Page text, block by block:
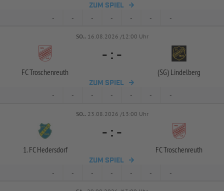
ZUM SPIEL
- - - - - - -
SO.. 16.08.2026 /12:00 Uhr
FC Troschenreuth
- : -
(SG) Lindelberg
ZUM SPIEL
- - - - - - -
SO.. 23.08.2026 /13:00 Uhr
1. FC Hedersdorf
- : -
FC Troschenreuth
ZUM SPIEL
- - - - - - -